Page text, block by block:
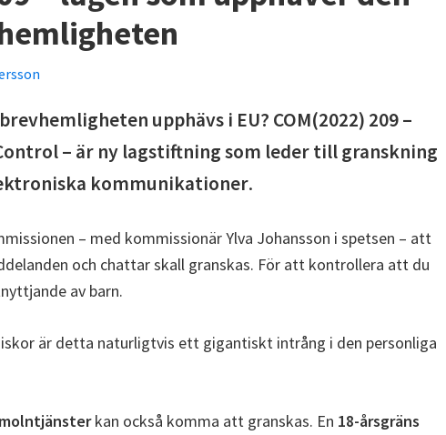
upphävs i EU? COM(2022) 209 –
– är ny lagstiftning som leder till granskning
kommunikationer.
– med kommissionär Ylva Johansson i spetsen – att
och chattar skall granskas. För att kontrollera att du
av barn.
är detta naturligtvis ett gigantiskt intrång i den personliga
molntjänsterkan också komma att granskas. En 18-årsgräns